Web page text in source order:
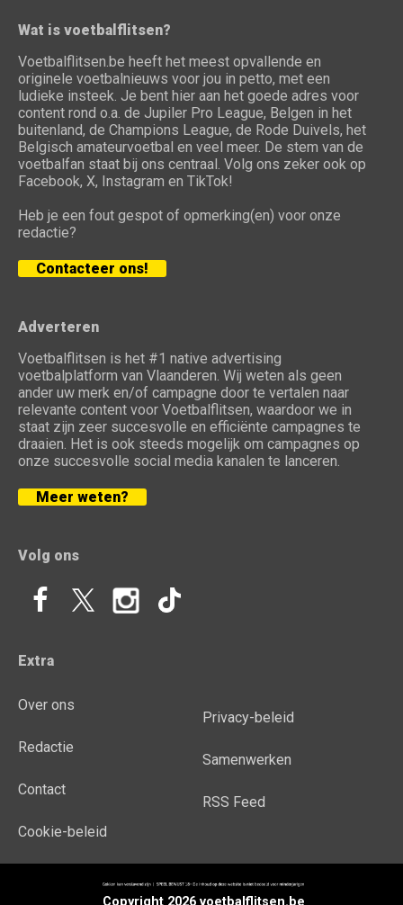
Wat is voetbalflitsen?
Voetbalflitsen.be heeft het meest opvallende en
originele voetbalnieuws voor jou in petto, met een
ludieke insteek. Je bent hier aan het goede adres voor
content rond o.a. de Jupiler Pro League, Belgen in het
buitenland, de Champions League, de Rode Duivels, het
Belgisch amateurvoetbal en veel meer. De stem van de
voetbalfan staat bij ons centraal. Volg ons zeker ook op
Facebook, X, Instagram en TikTok!
Heb je een fout gespot of opmerking(en) voor onze
redactie?
Contacteer ons!
Adverteren
Voetbalflitsen is het #1 native advertising
voetbalplatform van Vlaanderen. Wij weten als geen
ander uw merk en/of campagne door te vertalen naar
relevante content voor Voetbalflitsen, waardoor we in
staat zijn zeer succesvolle en efficiënte campagnes te
draaien. Het is ook steeds mogelijk om campagnes op
onze succesvolle social media kanalen te lanceren.
Meer weten?
Volg ons
Extra
Over ons
Redactie
Contact
Cookie-beleid
Privacy-beleid
Samenwerken
RSS Feed
Copyright 2026 voetbalflitsen.be